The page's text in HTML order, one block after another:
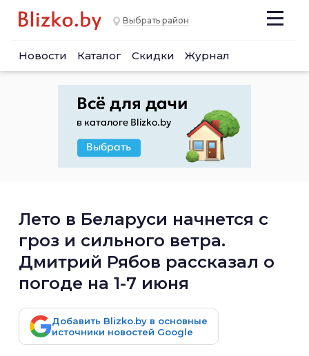
Выбрать район
Новости Каталог Скидки Журнал
Лето в Беларуси начнется с
гроз и сильного ветра.
Дмитрий Рябов рассказал о
погоде на 1-7 июня
Добавить Blizko.by в основные
источники новостей Google